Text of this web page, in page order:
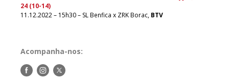
24 (10-14)
11.12.2022 – 15h30 – SL Benfica x ZRK Borac, BTV
Acompanha-nos:
Siga-Siga-Siga-